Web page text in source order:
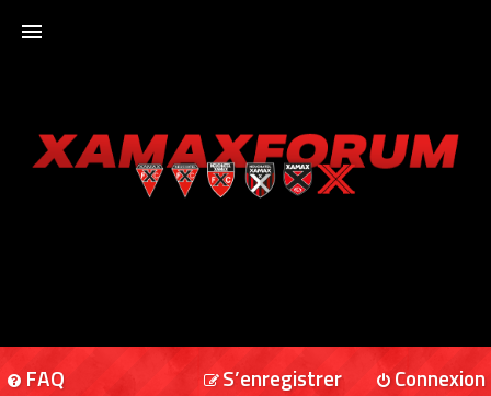
XAMAXFORUM
FAQ Connexion
S’enregistrer